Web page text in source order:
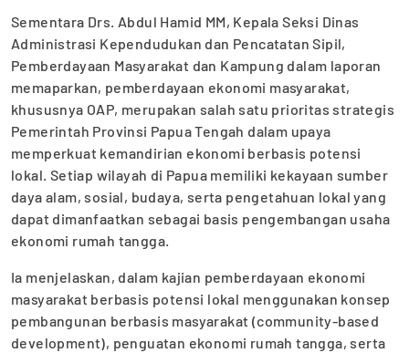
Sementara Drs. Abdul Hamid MM, Kepala Seksi Dinas
Administrasi Kependudukan dan Pencatatan Sipil,
Pemberdayaan Masyarakat dan Kampung dalam laporan
memaparkan, pemberdayaan ekonomi masyarakat,
khususnya OAP, merupakan salah satu prioritas strategis
Pemerintah Provinsi Papua Tengah dalam upaya
memperkuat kemandirian ekonomi berbasis potensi
lokal. Setiap wilayah di Papua memiliki kekayaan sumber
daya alam, sosial, budaya, serta pengetahuan lokal yang
dapat dimanfaatkan sebagai basis pengembangan usaha
ekonomi rumah tangga.
Ia menjelaskan, dalam kajian pemberdayaan ekonomi
masyarakat berbasis potensi lokal menggunakan konsep
pembangunan berbasis masyarakat (community-based
development), penguatan ekonomi rumah tangga, serta